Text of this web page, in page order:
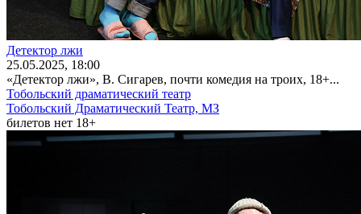
Детектор лжи
25.05.2025, 18:00
«Детектор лжи», В. Сигарев, почти комедия на троих, 18+...
Тобольский драматический театр
Тобольский Драматический Театр, МЗ
билетов нет 18+